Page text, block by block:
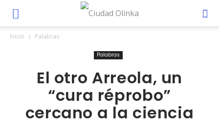
Inicio Palabras
Palabras
El otro Arreola, un
“cura réprobo”
cercano a la ciencia